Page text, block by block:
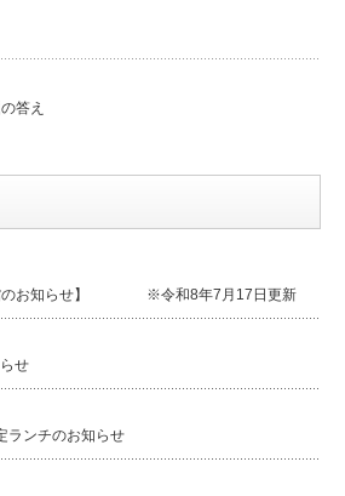
答え
館のお知らせ】 ※令和8年7月17日更新
せ
ンチのお知らせ